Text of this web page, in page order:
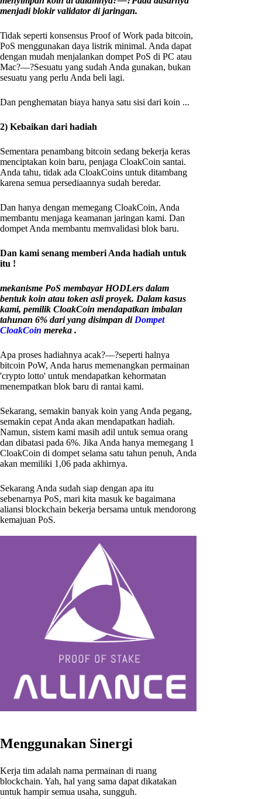
menjadi blokir validator di jaringan.
Tidak seperti konsensus Proof of Work pada bitcoin,
PoS menggunakan daya listrik minimal. Anda dapat
dengan mudah menjalankan dompet PoS di PC atau
Mac?—?Sesuatu yang sudah Anda gunakan, bukan
sesuatu yang perlu Anda beli lagi.
Dan penghematan biaya hanya satu sisi dari koin ...
2) Kebaikan dari hadiah
Sementara penambang bitcoin sedang bekerja keras
menciptakan koin baru, penjaga CloakCoin santai.
Anda tahu, tidak ada CloakCoins untuk ditambang
karena semua persediaannya sudah beredar.
Dan hanya dengan memegang CloakCoin, Anda
membantu menjaga keamanan jaringan kami. Dan
dompet Anda membantu memvalidasi blok baru.
Dan kami senang memberi Anda hadiah untuk
itu !
mekanisme PoS membayar HODLers dalam
bentuk koin atau token asli proyek. Dalam kasus
kami, pemilik CloakCoin mendapatkan imbalan
tahunan 6% dari yang disimpan di Dompet
CloakCoin mereka .
Apa proses hadiahnya acak?—?seperti halnya
bitcoin PoW, Anda harus memenangkan permainan
'crypto lotto' untuk mendapatkan kehormatan
menempatkan blok baru di rantai kami.
Sekarang, semakin banyak koin yang Anda pegang,
semakin cepat Anda akan mendapatkan hadiah.
Namun, sistem kami masih adil untuk semua orang
dan dibatasi pada 6%. Jika Anda hanya memegang 1
CloakCoin di dompet selama satu tahun penuh, Anda
akan memiliki 1,06 pada akhirnya.
Sekarang Anda sudah siap dengan apa itu
sebenarnya PoS, mari kita masuk ke bagaimana
aliansi blockchain bekerja bersama untuk mendorong
kemajuan PoS.
Menggunakan Sinergi
Kerja tim adalah nama permainan di ruang
blockchain. Yah, hal yang sama dapat dikatakan
untuk hampir semua usaha, sungguh.